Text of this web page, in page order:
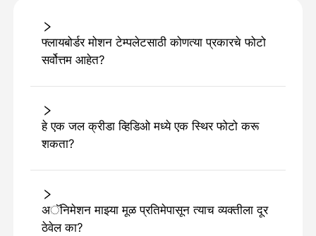
फ्लायबोर्डर मोशन टेम्पलेटसाठी कोणत्या प्रकारचे फोटो
सर्वोत्तम आहेत?
हे एक जल क्रीडा व्हिडिओ मध्ये एक स्थिर फोटो करू
शकता?
अॅनिमेशन माझ्या मूळ प्रतिमेपासून त्याच व्यक्तीला दूर
ठेवेल का?